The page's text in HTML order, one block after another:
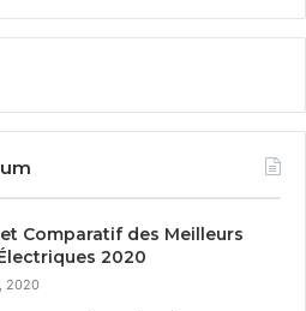
Comparatif des Meilleurs
2020
2020